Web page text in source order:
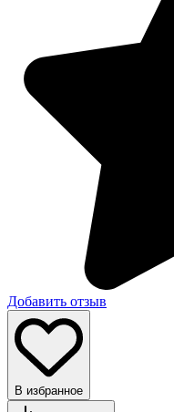
Добавить отзыв
В избранное